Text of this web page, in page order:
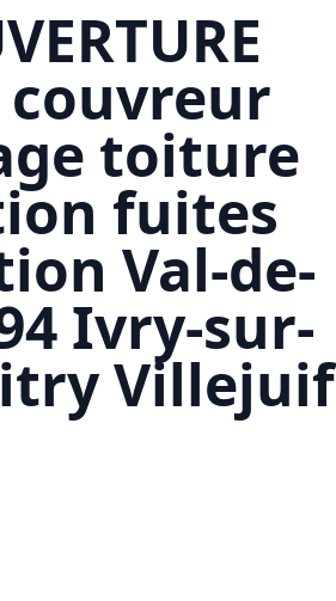
toiture
fuites
Val-de-
Ivry-sur-
Villejuif